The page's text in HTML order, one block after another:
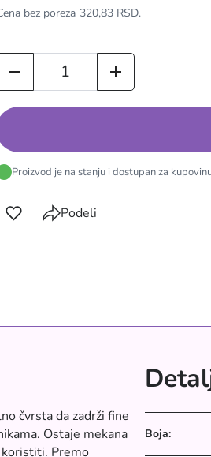
bez poreza 320,83 RSD.
Proizvod je na stanju i dostupan za
Podeli
čvrsta da zadrži fine
Ostaje mekana
koristiti. Premo
Boja: